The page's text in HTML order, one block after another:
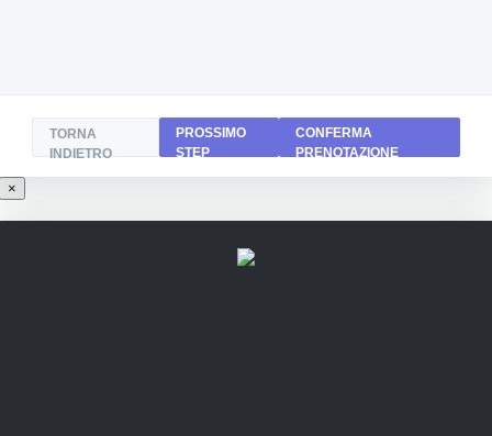
TORNA
INDIETRO
PROSSIMO
STEP
CONFERMA
PRENOTAZIONE
×